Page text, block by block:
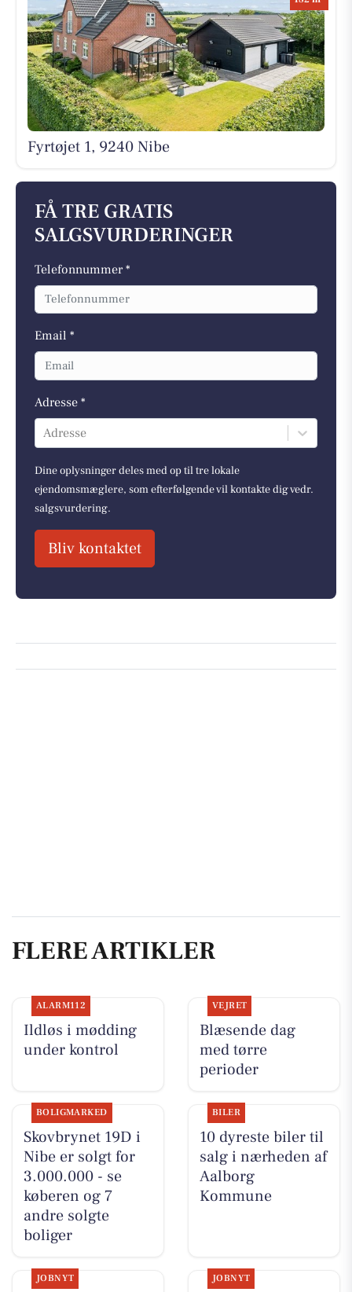
Fyrtøjet 1, 9240 Nibe
FÅ TRE GRATIS
SALGSVURDERINGER
Telefonnummer *
Email *
Adresse *
Adresse
Dine oplysninger deles med op til tre lokale
ejendomsmæglere, som efterfølgende vil kontakte dig vedr.
salgsvurdering.
Bliv kontaktet
FLERE ARTIKLER
ALARM112
Ildløs i mødding
under kontrol
VEJRET
Blæsende dag
med tørre
perioder
BOLIGMARKED
Skovbrynet 19D i
Nibe er solgt for
3.000.000 - se
køberen og 7
andre solgte
boliger
BILER
10 dyreste biler til
salg i nærheden af
Aalborg
Kommune
JOBNYT JOBNYT